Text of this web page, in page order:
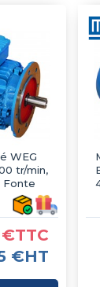
WEG
tr/min,
Fonte
€HT